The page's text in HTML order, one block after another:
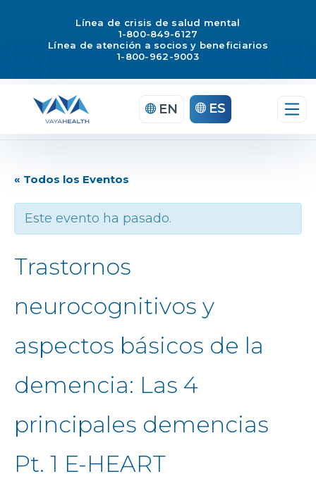
Línea de crisis de salud mental
1-800-849-6127
Línea de atención a socios y beneficiarios
1-800-962-9003
EN ES
« Todos los Eventos
Este evento ha pasado.
Trastornos
neurocognitivos y
aspectos básicos de la
demencia: Las 4
principales demencias
Pt. 1 E-HEART